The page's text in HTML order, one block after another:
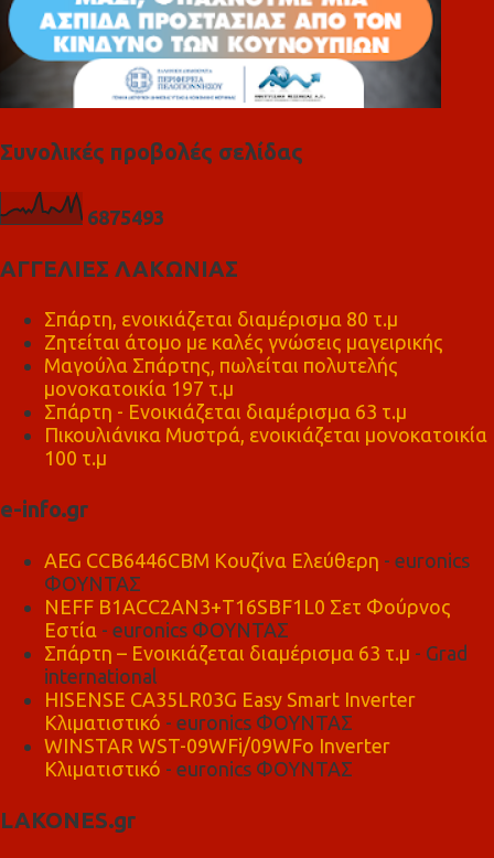
Συνολικές προβολές σελίδας
6875493
ΑΓΓΕΛΙΕΣ ΛΑΚΩΝΙΑΣ
Σπάρτη, ενοικιάζεται διαμέρισμα 80 τ.μ
Ζητείται άτομο με καλές γνώσεις μαγειρικής
Μαγούλα Σπάρτης, πωλείται πολυτελής
μονοκατοικία 197 τ.μ
Σπάρτη - Ενοικιάζεται διαμέρισμα 63 τ.μ
Πικουλιάνικα Μυστρά, ενοικιάζεται μονοκατοικία
100 τ.μ
e-info.gr
AEG CCB6446CBM Κουζίνα Ελεύθερη - euronics
ΦΟΥΝΤΑΣ
NEFF B1ACC2AN3+T16SBF1L0 Σετ Φούρνος
Εστία - euronics ΦΟΥΝΤΑΣ
Σπάρτη – Ενοικιάζεται διαμέρισμα 63 τ.μ - Grad
international
HISENSE CA35LR03G Easy Smart Inverter
Κλιματιστικό - euronics ΦΟΥΝΤΑΣ
WINSTAR WST-09WFi/09WFo Inverter
Κλιματιστικό - euronics ΦΟΥΝΤΑΣ
LAKONES.gr